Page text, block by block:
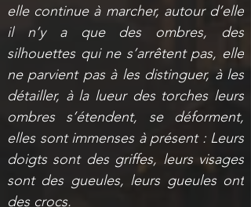
elle continue à marcher, autour d’elle
il n’y a que des ombres, des
silhouettes qui ne s’arrêtent pas, elle
ne parvient pas à les distinguer, à les
détailler, à la lueur des torches leurs
ombres s’étendent, se déforment,
elles sont immenses à présent : Leurs
doigts sont des griffes, leurs visages
sont des gueules, leurs gueules ont
des crocs.